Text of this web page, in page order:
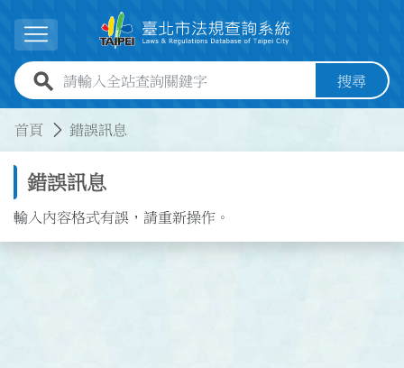
展開選單
全站查詢關鍵字欄位 搜尋
首頁 錯誤訊息
錯誤訊息
輸入內容格式有誤，請重新操作。